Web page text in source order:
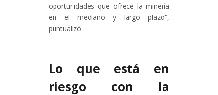
oportunidades que ofrece la minería
en el mediano y largo plazo”,
puntualizó.
Lo que está en
riesgo con la